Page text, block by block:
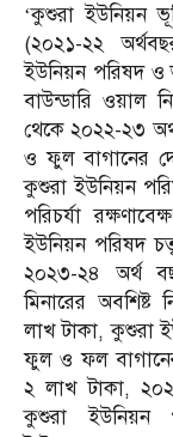
‘কুশুরা ইউনিয়ন
(২০২১-২২
ইউনিয়ন পরিষদ ও
বাউন্ডারি ওয়াল
থেকে ২০২২-২৩
ও ফুল বাগানের
কুশুরা ইউনিয়ন
পরিচর্যা
ইউনিয়ন পরিষদ
২০২৩-২৪ অর্থ
মিনারের অবশিষ্ট
লাখ টাকা, কুশুরা
ফুল ও ফল বাগানের
২ লাখ টাকা,
কুশুরা ইউনিয়ন